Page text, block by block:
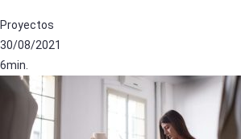
Proyectos
30/08/2021
6min.